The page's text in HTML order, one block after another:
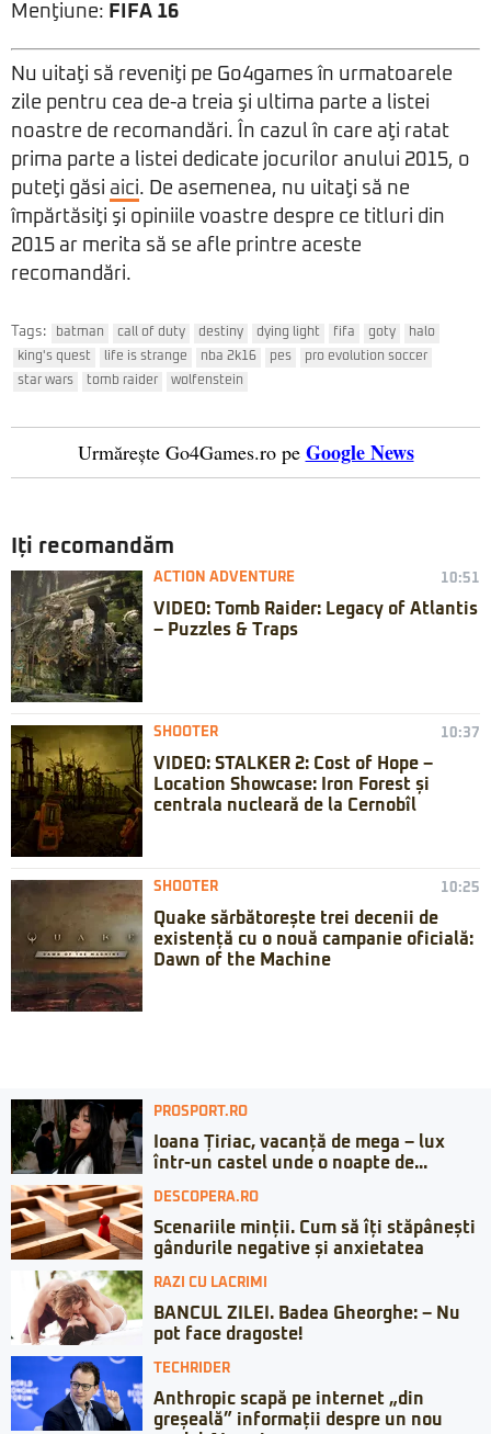
Menţiune: FIFA 16
Nu uitaţi să reveniţi pe Go4games în urmatoarele
zile pentru cea de-a treia şi ultima parte a listei
noastre de recomandări. În cazul în care aţi ratat
prima parte a listei dedicate jocurilor anului 2015, o
puteţi găsi aici. De asemenea, nu uitaţi să ne
împărtăsiţi şi opiniile voastre despre ce titluri din
2015 ar merita să se afle printre aceste
recomandări.
Tags: batman call of duty destiny dying light fifa goty
halo
king's quest
life is strange nba 2k16 pes
pro evolution soccer
star wars
tomb raider wolfenstein
Urmărește Go4Games.ro pe Google News
Iți recomandăm
ACTION ADVENTURE 10:51
VIDEO: Tomb Raider: Legacy of Atlantis
– Puzzles & Traps
SHOOTER 10:37
VIDEO: STALKER 2: Cost of Hope –
Location Showcase: Iron Forest și
centrala nucleară de la Cernobîl
SHOOTER 10:25
Quake sărbătorește trei decenii de
existență cu o nouă campanie oficială:
Dawn of the Machine
PROSPORT.RO
Ioana Țiriac, vacanță de mega – lux
într-un castel unde o noapte de...
DESCOPERA.RO
Scenariile minții. Cum să îți stăpânești
gândurile negative și anxietatea
RAZI CU LACRIMI
BANCUL ZILEI. Badea Gheorghe: – Nu
pot face dragoste!
TECHRIDER
Anthropic scapă pe internet „din
greșeală” informații despre un nou